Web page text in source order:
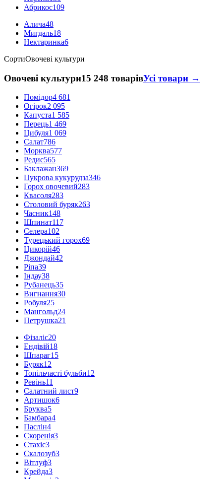
Абрикос109
Алича48
Мигдаль18
Нектаринка6
СортиОвочеві культури
Овочеві культури15 248 товарівУсі товари →
Помідор4 681
Огірок2 095
Капуста1 585
Перець1 469
Цибуля1 069
Салат786
Морква577
Редис565
Баклажан369
Цукрова кукурудза346
Горох овочевий283
Квасоля283
Столовий буряк263
Часник148
Шпинат117
Селера102
Турецький горох69
Цикорій46
Джондай42
Ріпа39
Індау38
Рубанець35
Вигнання30
Робуля25
Мангольд24
Петрушка21
Фізаліс20
Ендівій18
Шпараг15
Буряк12
Топільчасті бульби12
Ревінь11
Салатний лист9
Артишок6
Бруква5
Бамбара4
Паслін4
Скоренія3
Стахіс3
Скалозуб3
Вітлуф3
Крейда3